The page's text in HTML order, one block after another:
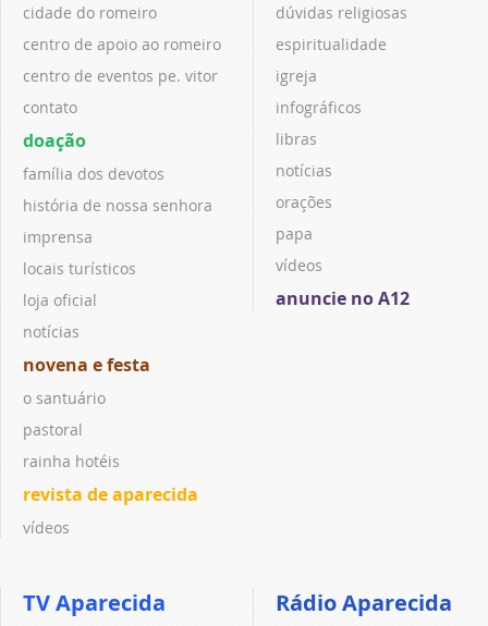
cidade do romeiro
centro de apoio ao romeiro
centro de eventos pe. vitor
contato
doação
família dos devotos
história de nossa senhora
imprensa
locais turísticos
loja oficial
notícias
novena e festa
o santuário
pastoral
rainha hotéis
revista de aparecida
vídeos
dúvidas religiosas
espiritualidade
igreja
infográficos
libras
notícias
orações
papa
vídeos
anuncie no A12
TV Aparecida Rádio Aparecida